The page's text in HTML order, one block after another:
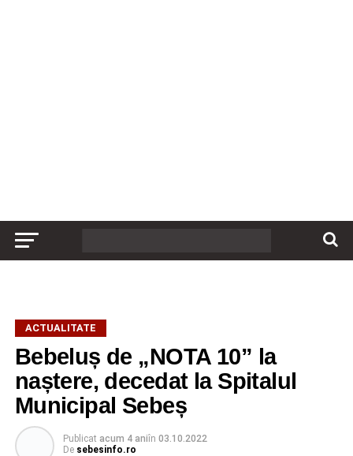
ACTUALITATE
Bebeluș de „NOTA 10” la
naștere, decedat la Spitalul
Municipal Sebeș
Publicat acum 4 aniîn 03.10.2022
De sebesinfo.ro